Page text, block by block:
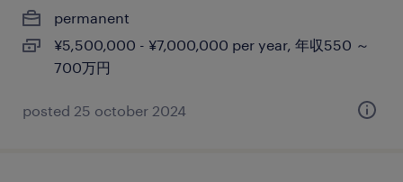
permanent
¥5,500,000 - ¥7,000,000 per year, 年収550 ～
700万円
posted 25 october 2024